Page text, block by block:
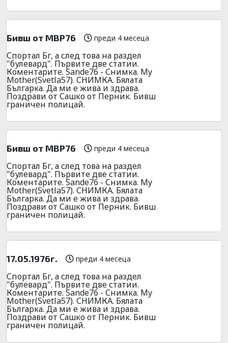
Бивш от МВР76 преди 4 месеца
Спортал Бг, а след това на раздел
"булевард". Първите две статии.
Коментарите. Sande76 - Снимка. My
Mother(Svetla57). СНИМКА. Бялата
Българка. Да ми е жива и здрава.
Поздрави от Сашко от Перник. Бивш
граничен полицай.
Бивш от МВР76 преди 4 месеца
Спортал Бг, а след това на раздел
"булевард". Първите две статии.
Коментарите. Sande76 - Снимка. My
Mother(Svetla57). СНИМКА. Бялата
Българка. Да ми е жива и здрава.
Поздрави от Сашко от Перник. Бивш
граничен полицай.
17.05.1976г. преди 4 месеца
Спортал Бг, а след това на раздел
"булевард". Първите две статии.
Коментарите. Sande76 - Снимка. My
Mother(Svetla57). СНИМКА. Бялата
Българка. Да ми е жива и здрава.
Поздрави от Сашко от Перник. Бивш
граничен полицай.